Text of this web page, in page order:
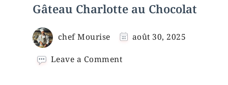
Gâteau Charlotte au Chocolat
chef Mourise août 30, 2025
Leave a Commenton